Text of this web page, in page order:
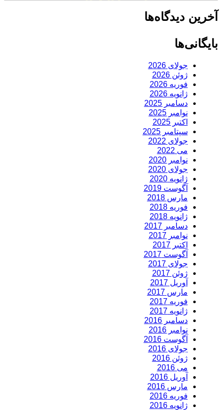
آخرین دیدگاه‌ها
بایگانی‌ها
جولای 2026
ژوئن 2026
فوریه 2026
ژانویه 2026
دسامبر 2025
نوامبر 2025
اکتبر 2025
سپتامبر 2025
جولای 2022
می 2022
نوامبر 2020
جولای 2020
ژانویه 2020
آگوست 2019
مارس 2018
فوریه 2018
ژانویه 2018
دسامبر 2017
نوامبر 2017
اکتبر 2017
آگوست 2017
جولای 2017
ژوئن 2017
آوریل 2017
مارس 2017
فوریه 2017
ژانویه 2017
دسامبر 2016
نوامبر 2016
آگوست 2016
جولای 2016
ژوئن 2016
می 2016
آوریل 2016
مارس 2016
فوریه 2016
ژانویه 2016